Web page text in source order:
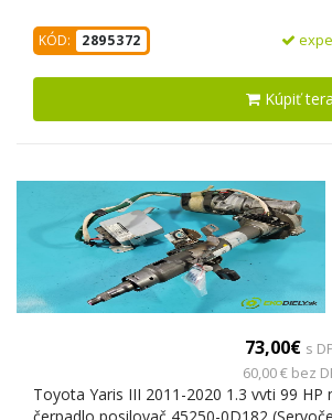
KÓD: 2895372
Kúpiť
73,00€ s
60,00 € bez
Toyota Yaris III 2011-2020 1.3 vvti 99